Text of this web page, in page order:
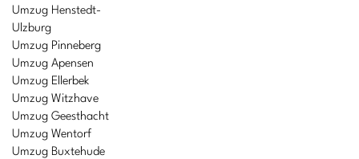
Umzug Henstedt-
Ulzburg
Umzug Pinneberg
Umzug Apensen
Umzug Ellerbek
Umzug Witzhave
Umzug Geesthacht
Umzug Wentorf
Umzug Buxtehude